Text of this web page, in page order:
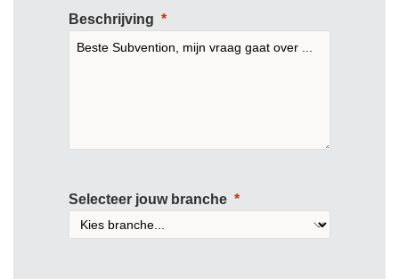
Beschrijving
Selecteer jouw branche